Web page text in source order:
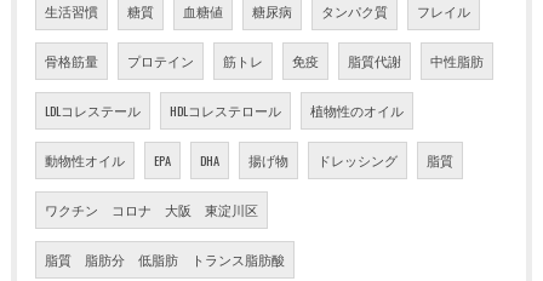
生活習慣 糖質 血糖値 糖尿病 タンパク質 フレイル
骨格筋量 プロテイン 筋トレ 免疫 脂質代謝 中性脂肪
LDLコレステール HDLコレステロール 植物性のオイル
動物性オイル EPA DHA 揚げ物 ドレッシング 脂質
ワクチン コロナ 大阪 東淀川区
脂質 脂肪分 低脂肪 トランス脂肪酸